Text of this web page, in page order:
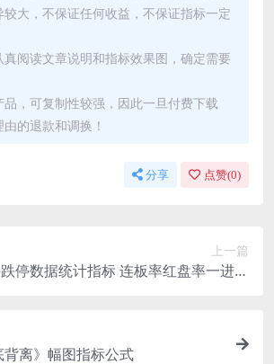
大，不保证任何收益，不保证指标一定
阅读文章说明和指标效果图，确定需要
，可复制性较强，因此一旦付费下载
的退款和调换！
分享 点赞(0)
上一篇
停数据统计指标 连板率红盘率一进二
背离》幅图指标公式